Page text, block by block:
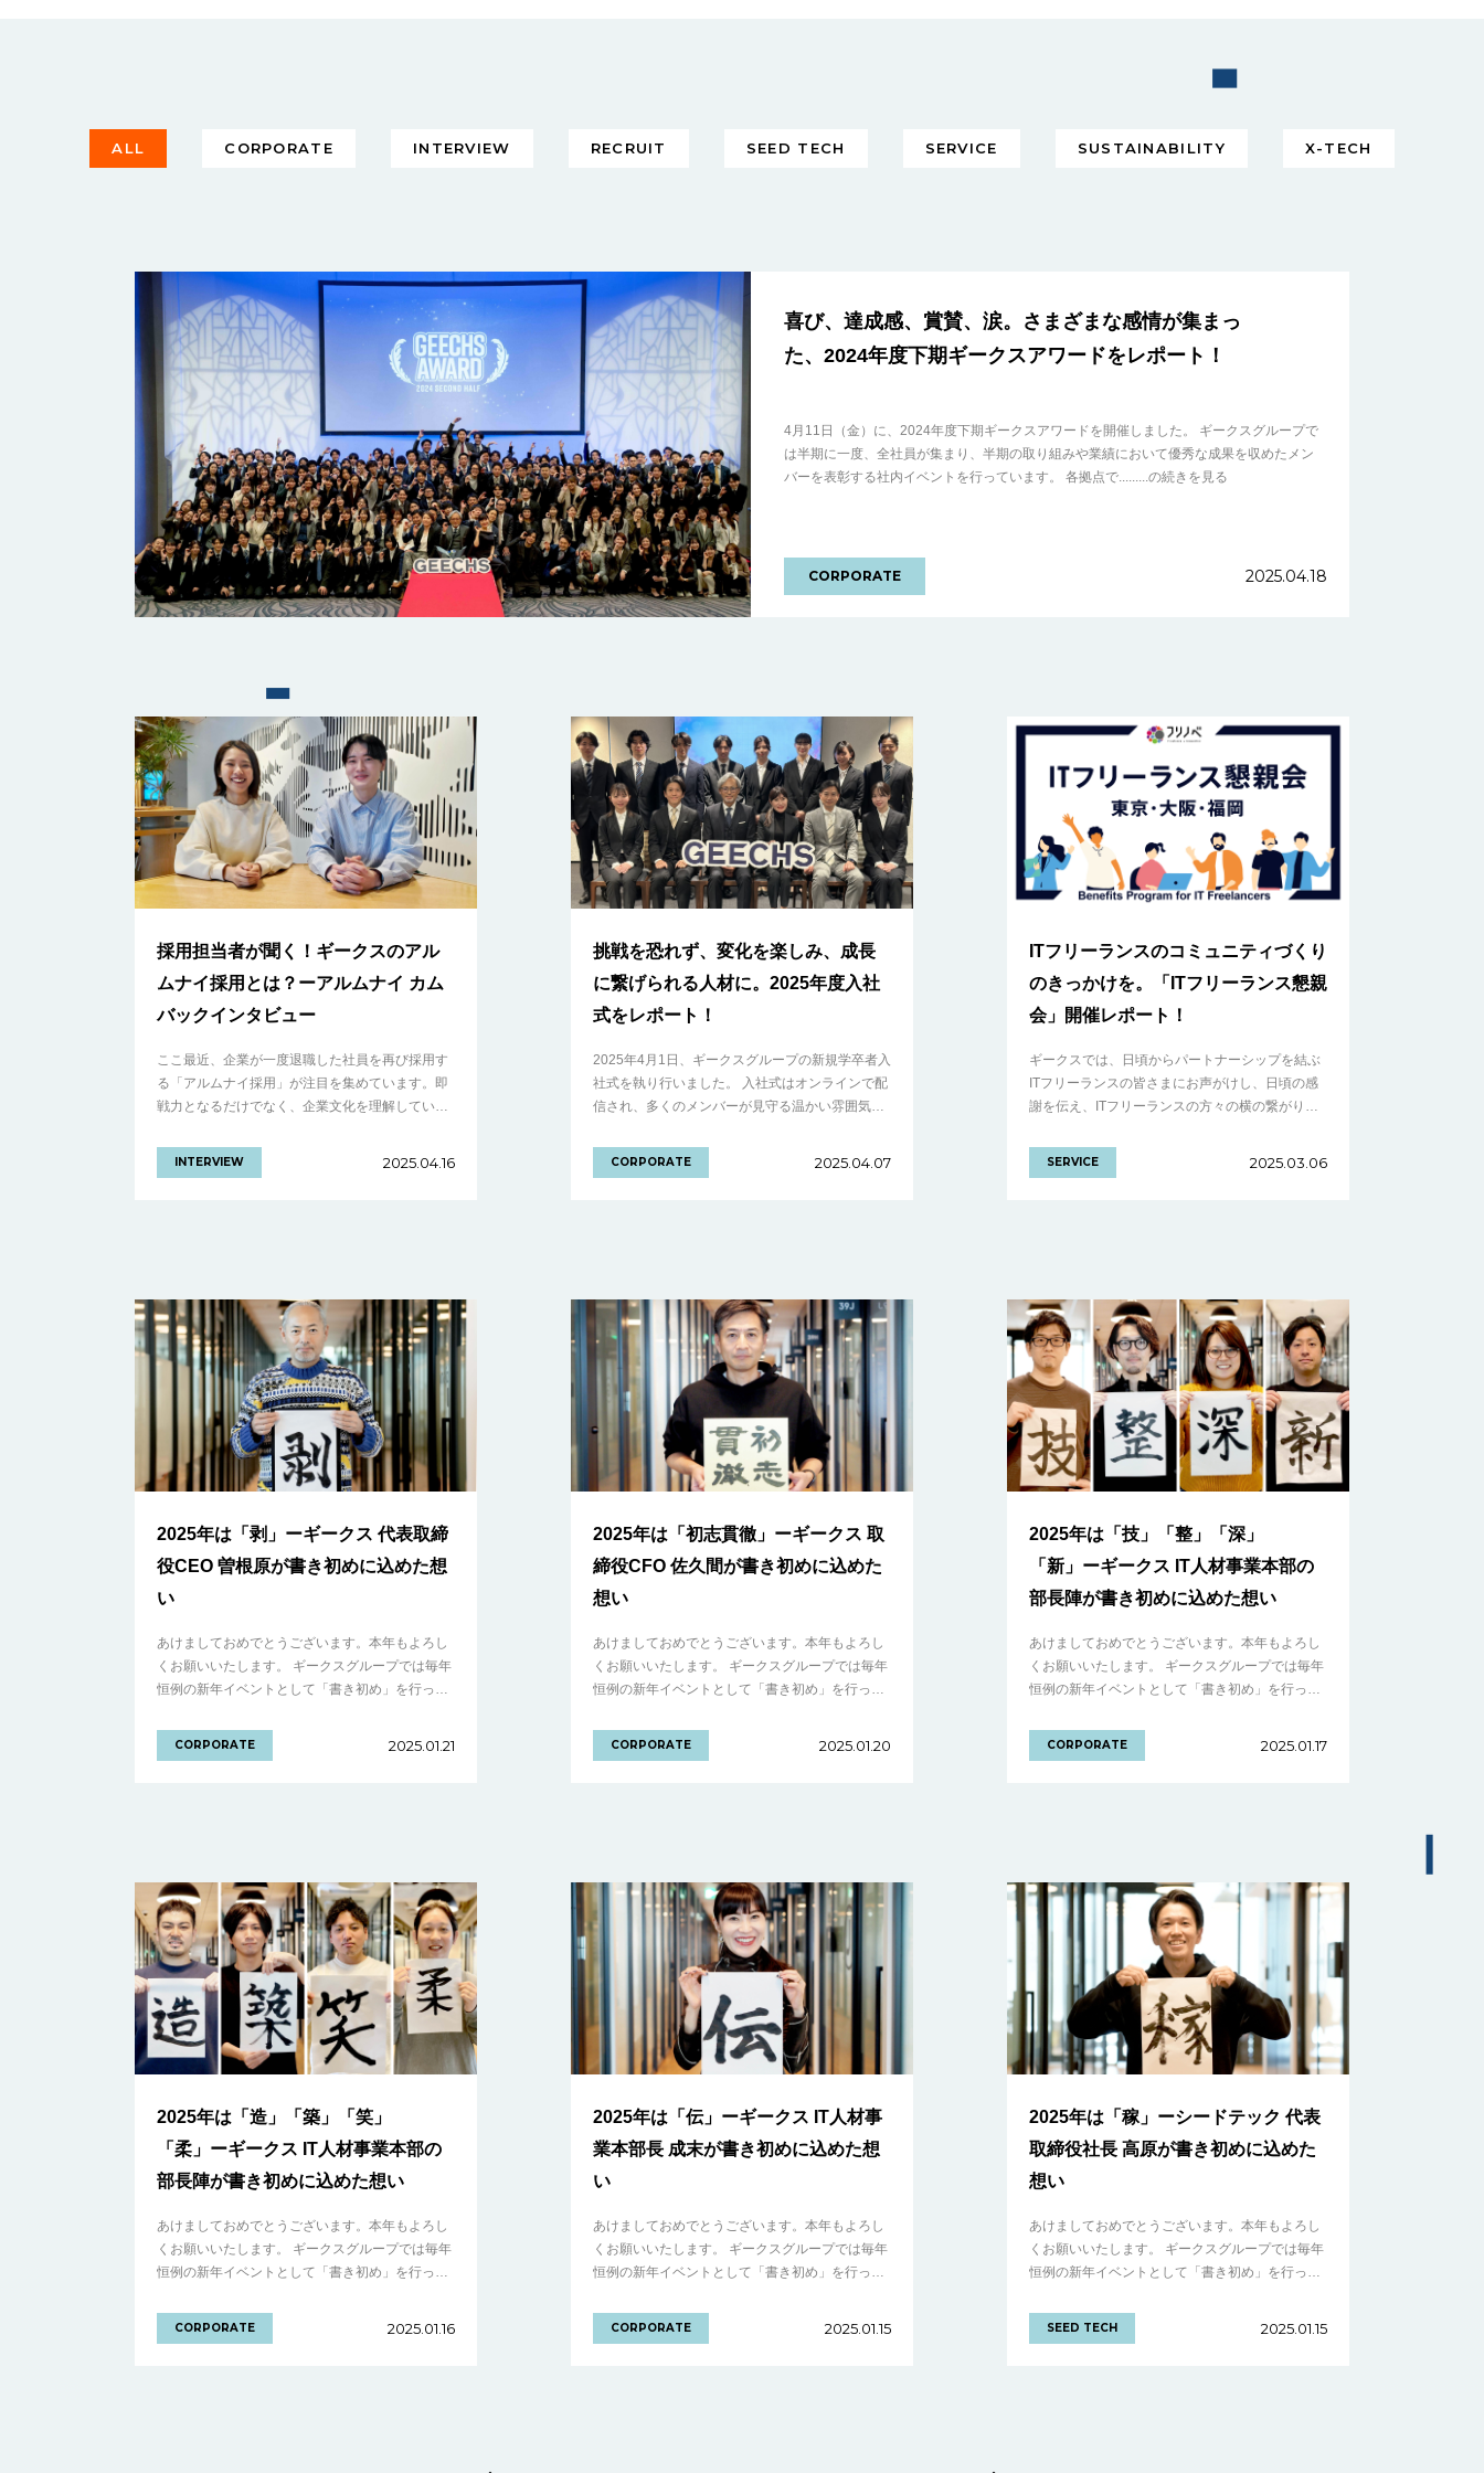
ALL CORPORATE INTERVIEW RECRUIT SEED TECH SERVICE SUSTAINABILITY X-TECH
喜び、達成感、賞賛、涙。さまざまな感情が集まっ
た、2024年度下期ギークスアワードをレポート！
4月11日（金）に、2024年度下期ギークスアワードを開催しました。 ギークスグループで
は半期に一度、全社員が集まり、半期の取り組みや業績において優秀な成果を収めたメン
バーを表彰する社内イベントを行っています。 各拠点で.........の続きを見る
CORPORATE 2025.04.18
採用担当者が聞く！ギークスのアル
ムナイ採用とは？ーアルムナイ カム
バックインタビュー
ここ最近、企業が一度退職した社員を再び採用す
る「アルムナイ採用」が注目を集めています。即
戦力となるだけでなく、企業文化を理解している
今.........の続きを見る
INTERVIEW 2025.04.16
挑戦を恐れず、変化を楽しみ、成長
に繋げられる人材に。2025年度入社
式をレポート！
2025年4月1日、ギークスグループの新規学卒者入
社式を執り行いました。 入社式はオンラインで配
信され、多くのメンバーが見守る温かい雰囲気の
を見る
CORPORATE 2025.04.07
ITフリーランスのコミュニティづくり
のきっかけを。「ITフリーランス懇親
会」開催レポート！
ギークスでは、日頃からパートナーシップを結ぶ
ITフリーランスの皆さまにお声がけし、日頃の感
謝を伝え、ITフリーランスの方々の横の繋がりを
きを見る
SERVICE 2025.03.06
2025年は「剥」ーギークス 代表取締
役CEO 曽根原が書き初めに込めた想
い
あけましておめでとうございます。本年もよろし
くお願いいたします。 ギークスグループでは毎年
恒例の新年イベントとして「書き初め」を行って
の続きを見る
CORPORATE 2025.01.21
2025年は「初志貫徹」ーギークス 取
締役CFO 佐久間が書き初めに込めた
想い
あけましておめでとうございます。本年もよろし
くお願いいたします。 ギークスグループでは毎年
恒例の新年イベントとして「書き初め」を行って
の続きを見る
CORPORATE 2025.01.20
2025年は「技」「整」「深」
「新」ーギークス IT人材事業本部の
部長陣が書き初めに込めた想い
あけましておめでとうございます。本年もよろし
くお願いいたします。 ギークスグループでは毎年
恒例の新年イベントとして「書き初め」を行って
の続きを見る
CORPORATE 2025.01.17
2025年は「造」「築」「笑」
「柔」ーギークス IT人材事業本部の
部長陣が書き初めに込めた想い
あけましておめでとうございます。本年もよろし
くお願いいたします。 ギークスグループでは毎年
恒例の新年イベントとして「書き初め」を行って
の続きを見る
CORPORATE 2025.01.16
2025年は「伝」ーギークス IT人材事
業本部長 成末が書き初めに込めた想
い
あけましておめでとうございます。本年もよろし
くお願いいたします。 ギークスグループでは毎年
恒例の新年イベントとして「書き初め」を行って
の続きを見る
CORPORATE 2025.01.15
2025年は「稼」ーシードテック 代表
取締役社長 高原が書き初めに込めた
想い
あけましておめでとうございます。本年もよろし
くお願いいたします。 ギークスグループでは毎年
恒例の新年イベントとして「書き初め」を行って
の続きを見る
SEED TECH 2025.01.15